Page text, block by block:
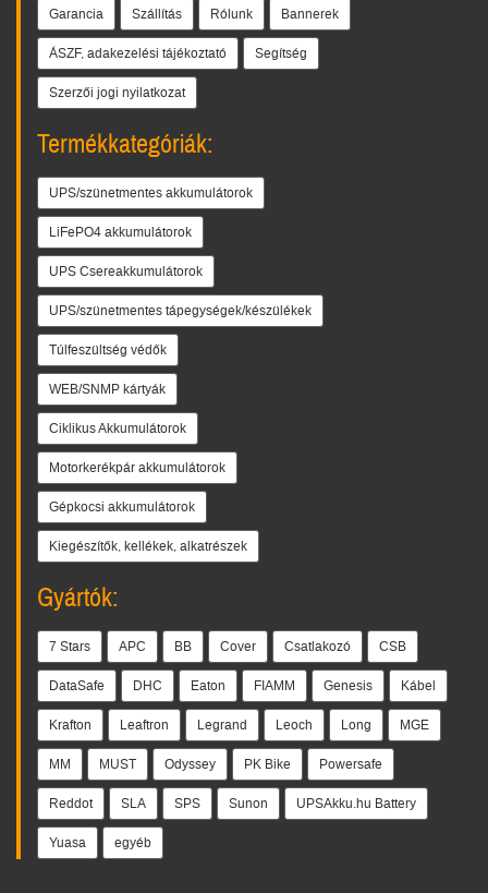
Garancia Szállítás Rólunk Bannerek
ÁSZF, adakezelési tájékoztató Segítség
Szerzői jogi nyilatkozat
Termékkategóriák:
UPS/szünetmentes akkumulátorok
LiFePO4 akkumulátorok
UPS Csereakkumulátorok
UPS/szünetmentes tápegységek/készülékek
Túlfeszültség védők
WEB/SNMP kártyák
Ciklikus Akkumulátorok
Motorkerékpár akkumulátorok
Gépkocsi akkumulátorok
Kiegészítők, kellékek, alkatrészek
Gyártók:
7 Stars APC BB Cover Csatlakozó CSB
DataSafe DHC Eaton FIAMM Genesis Kábel
Krafton Leaftron Legrand Leoch Long MGE
MM MUST Odyssey PK Bike Powersafe
Reddot SLA SPS Sunon UPSAkku.hu Battery
Yuasa egyéb